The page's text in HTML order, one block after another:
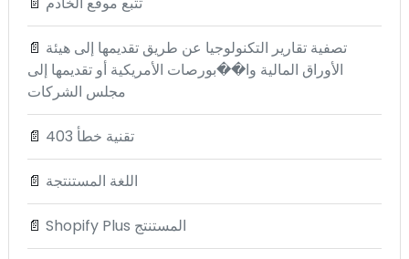
📄 تصفية تقارير التكنولوجيا عن طريق تقديمها إلى هيئة
الأوراق المالية وا��بورصات الأمريكية أو تقديمها إلى
مجلس الشركات
📄 تقنية خطأ 403
📄 اللغة المستنتجة
📄 Shopify Plus المستنتج